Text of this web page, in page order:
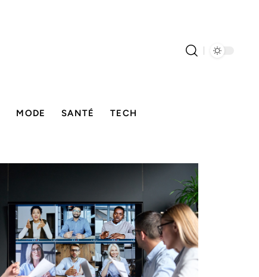
MODE SANTÉ TECH